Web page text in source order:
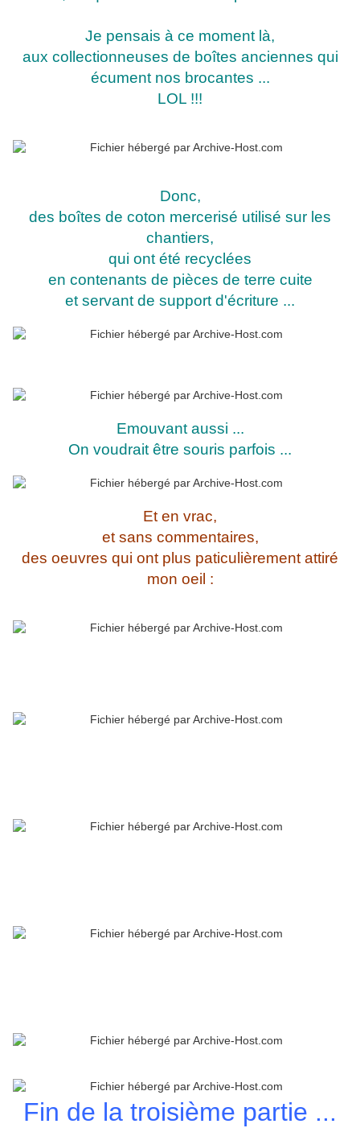
Je pensais à ce moment là,
aux collectionneuses de boîtes anciennes qui
écument nos brocantes ...
LOL !!!
Donc,
des boîtes de coton mercerisé utilisé sur les
chantiers,
qui ont été recyclées
en contenants de pièces de terre cuite
et servant de support d'écriture ...
Emouvant aussi ...
On voudrait être souris parfois ...
Et en vrac,
et sans commentaires,
des oeuvres qui ont plus paticulièrement attiré
mon oeil :
Fin de la troisième partie ...